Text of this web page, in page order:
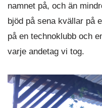
namnet på, och än
bjöd på sena kvällar på
på en technoklubb och
varje andetag vi tog.